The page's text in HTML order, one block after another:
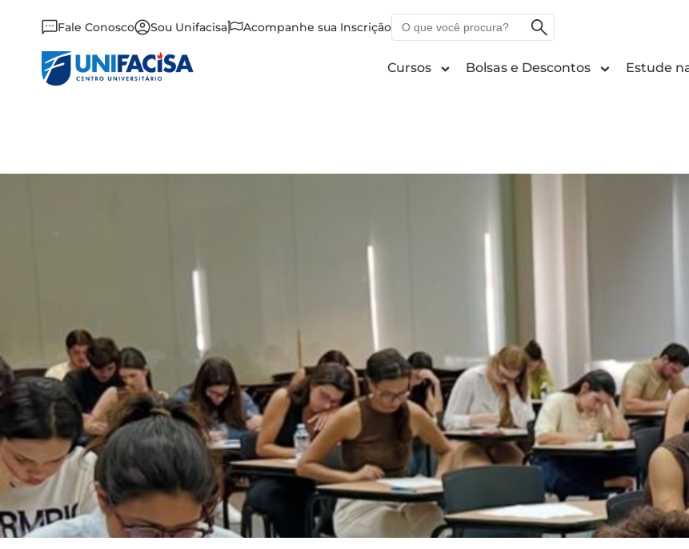
Fale Conosco Sou Unifacisa Acompanhe sua Inscrição
que
procura?
Cursos Bolsas e Descontos Estude